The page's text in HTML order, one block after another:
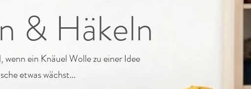
über mich
& Häkeln
wenn ein Knäuel Wolle zu einer Idee
etwas wächst...